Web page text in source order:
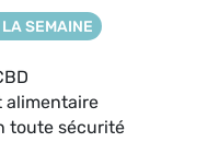
LA SEMAINE
alimentaire
toute sécurité